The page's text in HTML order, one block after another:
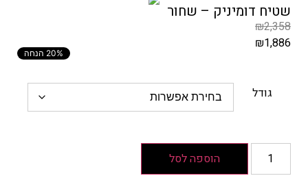
שטיח דומיניק – שחור
₪2,358
₪1,886
הנוכחי
₪1,886
20% הנחה
גודל
הוספה לסל